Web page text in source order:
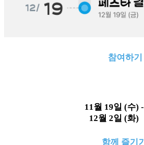
참여하기
11월 19일 (수) -
12월 2일 (화)
함께 즐기기